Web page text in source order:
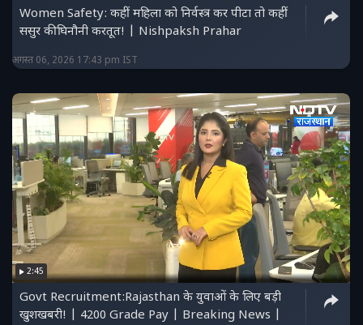
Women Safety: कहीं महिला को निर्वस्त्र कर पीटा तो कहीं
ससुर की घिनौनी करतूत! | Nishpaksh Prahar
अगस्त 06, 2026 17:43 pm IST
2:45
Govt Recruitment:Rajasthan के युवाओं के लिए बड़ी
खुशखबरी! | 4200 Grade Pay | Breaking News |